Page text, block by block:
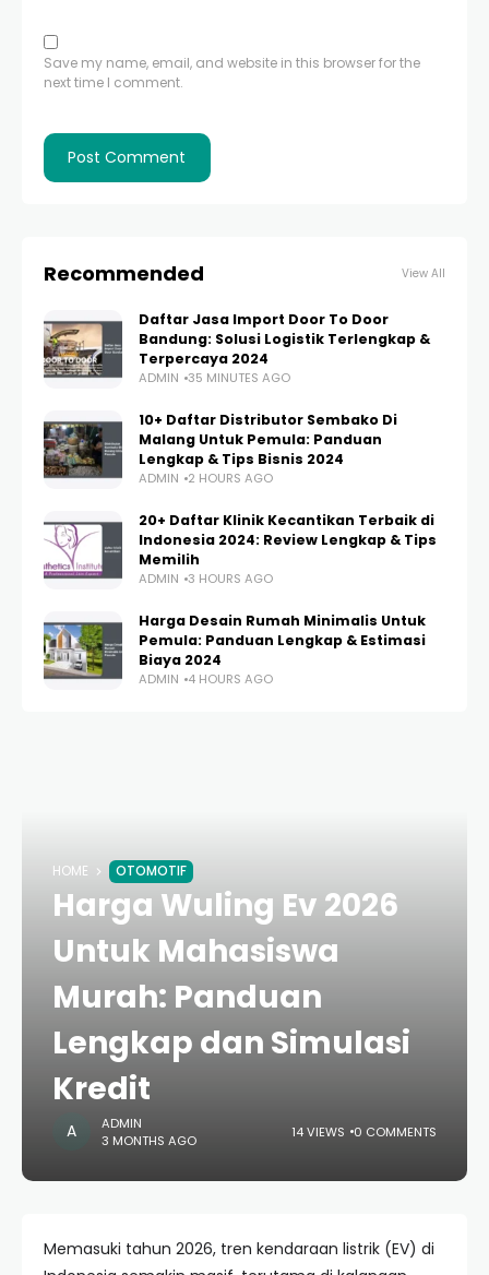
Save my name, email, and website in this browser for the
next time I comment.
Recommended View All
Daftar Jasa Import Door To Door
Bandung: Solusi Logistik Terlengkap &
Terpercaya 2024
ADMIN 35 MINUTES AGO
10+ Daftar Distributor Sembako Di
Malang Untuk Pemula: Panduan
Lengkap & Tips Bisnis 2024
ADMIN 2 HOURS AGO
20+ Daftar Klinik Kecantikan Terbaik di
Indonesia 2024: Review Lengkap & Tips
Memilih
ADMIN 3 HOURS AGO
Harga Desain Rumah Minimalis Untuk
Pemula: Panduan Lengkap & Estimasi
Biaya 2024
ADMIN 4 HOURS AGO
HOME OTOMOTIF
Harga Wuling Ev 2026
Untuk Mahasiswa
Murah: Panduan
Lengkap dan Simulasi
Kredit
ADMIN
3 MONTHS AGO
14 VIEWS 0 COMMENTS
Memasuki tahun 2026, tren kendaraan listrik (EV) di